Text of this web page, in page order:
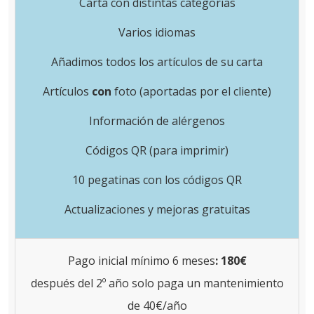
Varios idiomas
Añadimos todos los artículos de su carta
Artículos con foto (aportadas por el cliente)
Información de alérgenos
Códigos QR (para imprimir)
10 pegatinas con los códigos QR
Actualizaciones y mejoras gratuitas
Pago inicial mínimo 6 meses:180€
después del 2º año solo paga un mantenimiento
de 40€/año